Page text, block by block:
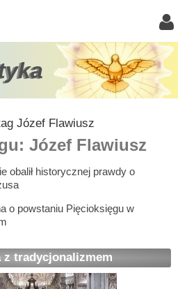
Józef Flawiusz
z tradycjonalizmem
Józef Flawiusz
obalił historycznej prawdy o
o powstaniu Pięcioksięgu w